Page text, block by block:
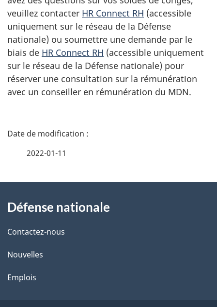
veuillez contacter HR Connect RH (accessible
uniquement sur le réseau de la Défense
nationale) ou soumettre une demande par le
biais de HR Connect RH (accessible uniquement
sur le réseau de la Défense nationale) pour
réserver une consultation sur la rémunération
avec un conseiller en rémunération du MDN.
D
i
l
s
d
2022-01-11
propos
de
ce
site
Défense nationale
Contactez-nous
Nouvelles
Emplois